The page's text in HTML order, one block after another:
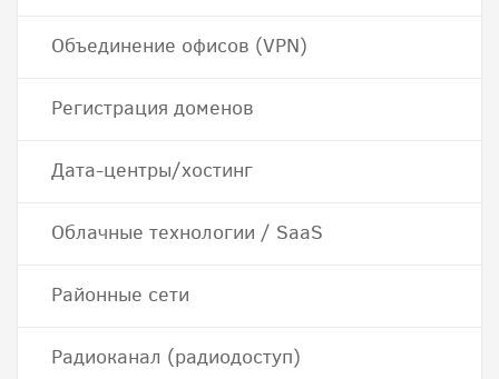
Объединение офисов (VPN)
Регистрация доменов
Дата-центры/хостинг
Облачные технологии / SaaS
Районные сети
Радиоканал (радиодоступ)